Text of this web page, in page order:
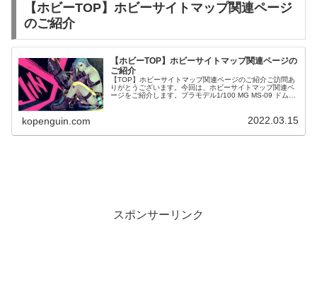
【ホビーTOP】ホビーサイトマップ関連ページ
のご紹介
【ホビーTOP】ホビーサイトマップ関連ページの
ご紹介
【TOP】ホビーサイトマップ関連ページのご紹介ご訪問あ
りがとうございます。今回は、ホビーサイトマップ関連ペ
ージをご紹介します。プラモデル1/100 MG MS-09 ドム
kopenguin.com 2022.03.15
スポンサーリンク